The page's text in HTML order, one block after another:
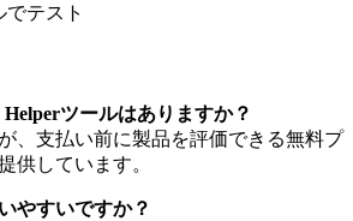
テスト
ツールはありますか？
、支払い前に製品を評価できる無料プ
供しています。
やすいですか？